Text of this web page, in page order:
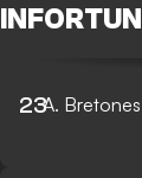
23A. Bretones